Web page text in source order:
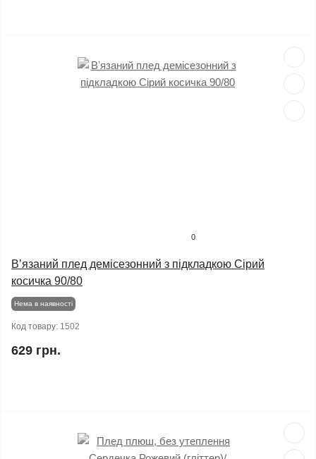
0
Вʼязаний плед демісезонний з підкладкою Сірий
косичка 90/80
Нема в наявності
Код товару: 1502
629 грн.